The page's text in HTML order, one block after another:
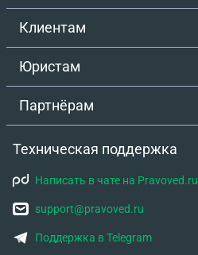
Клиентам
Юристам
Партнёрам
Техническая поддержка
Написать в чате на Pravoved.ru
support@pravoved.ru
Поддержка в Telegram